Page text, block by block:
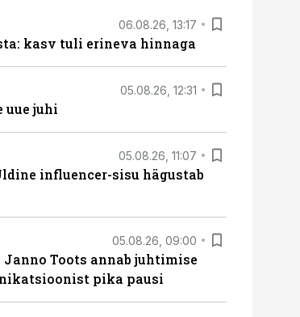
06.08.26, 13:17
kasv tuli erineva hinnaga
05.08.26, 12:31
uue juhi
05.08.26, 11:07
influencer-sisu hägustab
05.08.26, 09:00
Toots annab juhtimise
pika pausi